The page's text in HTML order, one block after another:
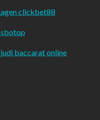
agen clickbet88
sbotop
judi baccarat online